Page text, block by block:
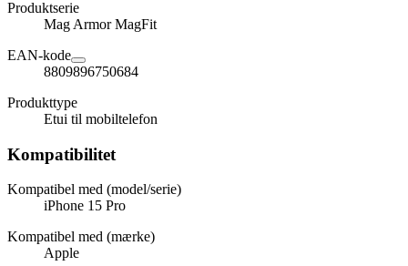
Produktserie
Mag Armor MagFit
EAN-kode
8809896750684
Produkttype
Etui til mobiltelefon
Kompatibilitet
Kompatibel med (model/serie)
iPhone 15 Pro
Kompatibel med (mærke)
Apple